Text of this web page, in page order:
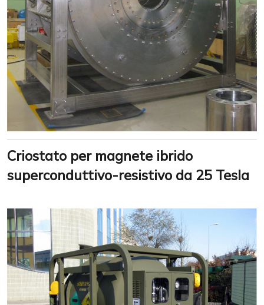
Criostato per magnete ibrido
superconduttivo-resistivo da 25 Tesla